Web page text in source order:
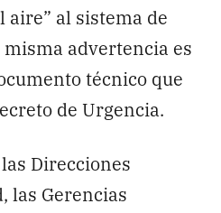
aire” al sistema de
advertencia es
técnico que
de Urgencia.
Direcciones
las Gerencias